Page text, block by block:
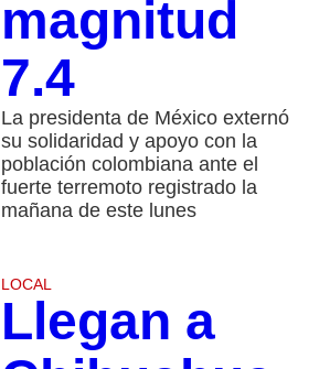
magnitud
7.4
La presidenta de México externó
su solidaridad y apoyo con la
población colombiana ante el
fuerte terremoto registrado la
mañana de este lunes
LOCAL
Llegan a